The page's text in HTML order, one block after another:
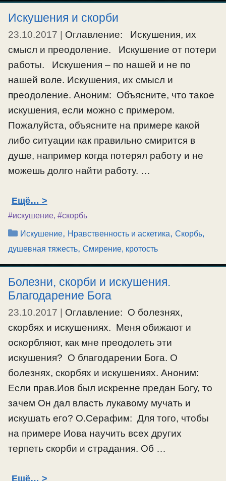
Искушения и скорби
23.10.2017
Оглавление: Искушения, их
смысл и преодоление. Искушение от потери
работы. Искушения – по нашей и не по
нашей воле. Искушения, их смысл и
преодоление. Аноним: Объясните, что такое
искушения, если можно с примером.
Пожалуйста, объясните на примере какой
либо ситуации как правильно смирится в
душе, например когда потерял работу и не
можешь долго найти работу. …
Ещё…
#искушение, #скорбь
Рубрики
Искушение, Нравственность и аскетика,Скорбь,
душевная тяжесть, Смирение, кротость
Болезни, скорби и искушения.
Благодарение Бога
23.10.2017
Оглавление: О болезнях,
скорбях и искушениях. Меня обижают и
оскорбляют, как мне преодолеть эти
искушения? О благодарении Бога. О
болезнях, скорбях и искушениях. Аноним:
Если прав.Иов был искренне предан Богу, то
зачем Он дал власть лукавому мучать и
искушать его? О.Серафим: Для того, чтобы
на примере Иова научить всех других
терпеть скорби и страдания. Об …
Ещё…